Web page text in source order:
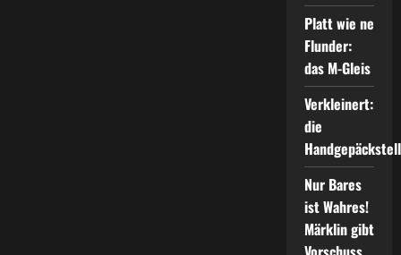
Platt wie ne
Flunder:
das M-Gleis
Verkleinert:
die
Nur Bares
ist Wahres!
Märklin gibt